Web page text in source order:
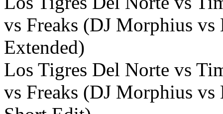
vs Freaks (DJ Morphius
Extended)
Los Tigres Del Norte vs
vs Freaks (DJ Morphius